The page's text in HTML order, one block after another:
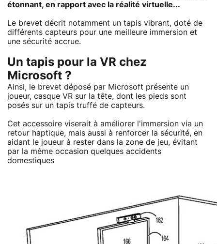
étonnant, en rapport avec la réalité virtuelle...
Le brevet décrit notamment un tapis vibrant, doté de
différents capteurs pour une meilleure immersion et
une sécurité accrue.
Un tapis pour la VR chez
Microsoft ?
Ainsi, le brevet déposé par Microsoft présente un
joueur, casque VR sur la tête, dont les pieds sont
posés sur un tapis truffé de capteurs.
Cet accessoire viserait à améliorer l'immersion via un
retour haptique, mais aussi à renforcer la sécurité, en
aidant le joueur à rester dans la zone de jeu, évitant
par la même occasion quelques accidents
domestiques